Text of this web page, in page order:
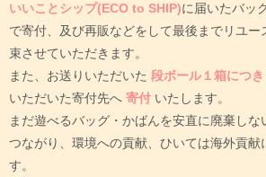
いいことシップ(ECO to SHIP)に届いたバッ
で寄付、及び再販などをして最後までリユー
束させていただきます。
また、お送りいただいた 段ボール１箱につ
いただいた寄付先へ 寄付 いたします。
まだ遊べるバッグ・かばんを安直に廃棄しな
つながり、環境への貢献、ひいては海外貢献
す。